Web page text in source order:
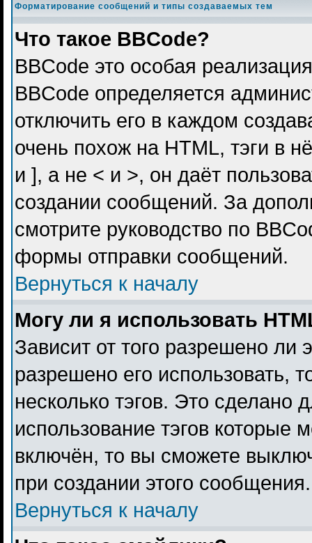
Форматирование сообщений и типы создаваемых тем
Что такое BBCode?
BBCode это особая
BBCode определяется
отключить его в каждом
очень похож на HTML, тэги в
и ], а не < и >, он даёт
создании сообщений. За
смотрите руководство по
формы отправки сообщений.
Вернуться к началу
Могу ли я использовать
Зависит от того разрешено ли
разрешено его использовать,
несколько тэгов. Это сделано
использование тэгов которые
включён, то вы сможете
при создании этого сообщения.
Вернуться к началу